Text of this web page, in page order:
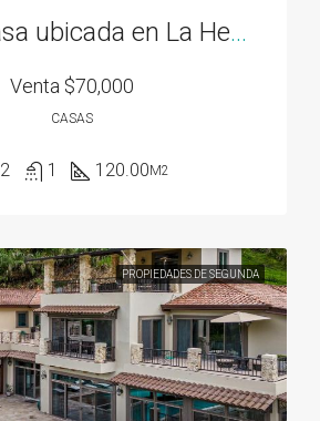
Amplia casa ubicada en La Herradura 2
Venta $70,000
CASAS
2 1 120.00M2
PROPIEDADES DE SEGUNDA